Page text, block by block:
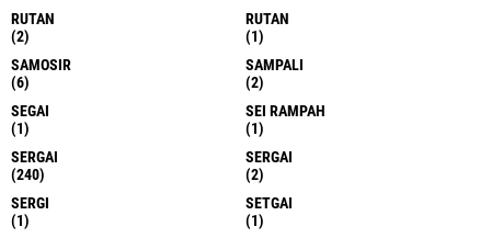
RUTAN
(2)
RUTAN
(1)
SAMOSIR
(6)
SAMPALI
(2)
SEGAI
(1)
SEI RAMPAH
(1)
SERGAI
(240)
SERGAI
(2)
SERGI
(1)
SETGAI
(1)